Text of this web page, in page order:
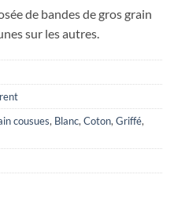
de bandes de gros grain
sur les autres.
cousues, Blanc, Coton, Griffé,